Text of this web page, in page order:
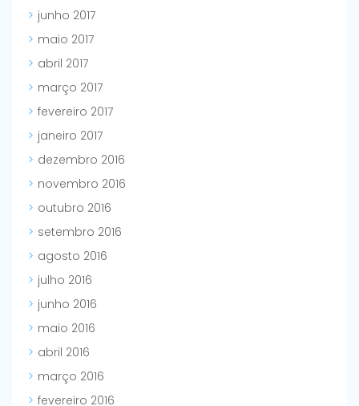
junho 2017
maio 2017
abril 2017
março 2017
fevereiro 2017
janeiro 2017
dezembro 2016
novembro 2016
outubro 2016
setembro 2016
agosto 2016
julho 2016
junho 2016
maio 2016
abril 2016
março 2016
fevereiro 2016